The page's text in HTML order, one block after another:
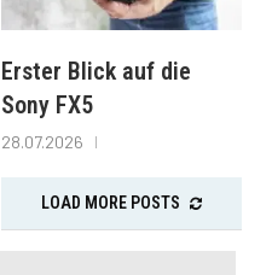
Erster Blick auf die
Sony FX5
28.07.2026
LOAD MORE POSTS